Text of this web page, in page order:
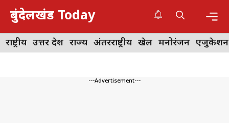
Skip
content
बुंदेलखंड Today
राष्ट्रीय उत्तर प्रदेश राज्य अंतरराष्ट्रीय खेल मनोरंजन एजुकेशन
---Advertisement---